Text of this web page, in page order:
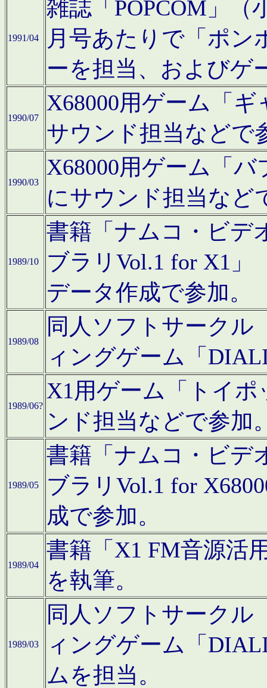
1991/04
雑誌「POPCOM」（
月号あたりで「ポン
ーを担当、およびゲ
1990/07
X68000用ゲーム「
サウンド担当などで
1990/03
X68000用ゲーム「
にサウンド担当など
1989/10
書籍「ナムコ・ビデ
ブラリVol.1 for X1」
データ作成で参加。
1989/08
同人ソフトサークル
ィングゲーム「
1989/06?
X1用ゲーム「トイ
ンド担当などで参加
1989/05
書籍「ナムコ・ビデ
ブラリVol.1 for
成で参加。
1989/04
書籍「X1 FM音源活
を執筆。
1989/03
同人ソフトサークル
ィングゲーム「
ムを担当。